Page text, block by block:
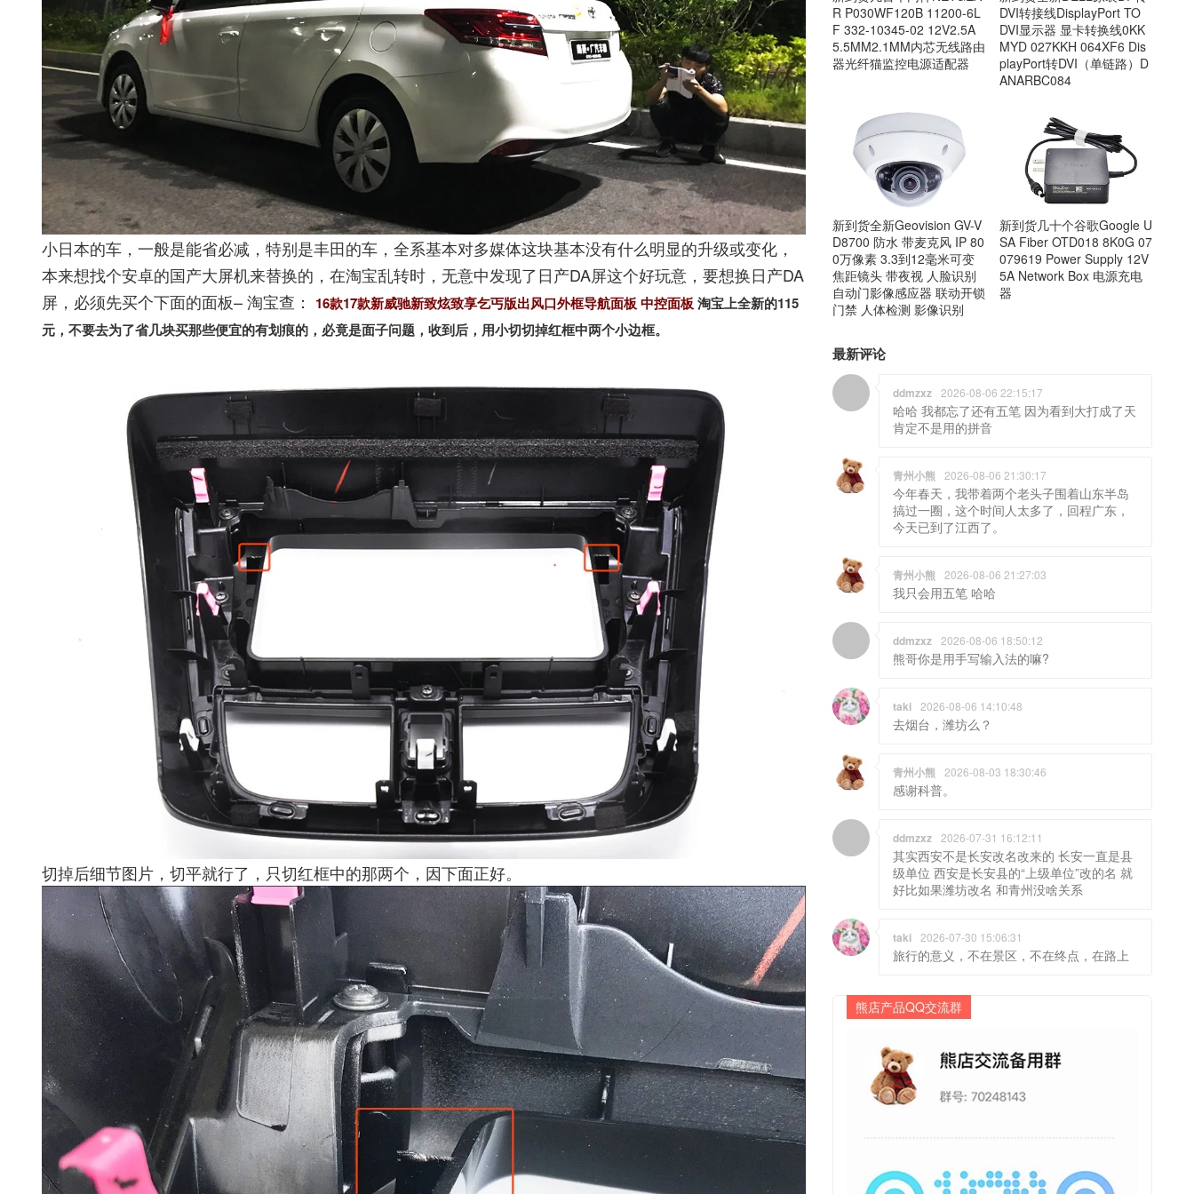
小日本的车，一般是能省必减，特别是丰田的车，全系基本对多媒体这块基本没有什么明显的升级或变化，
本来想找个安卓的国产大屏机来替换的，在淘宝乱转时，无意中发现了日产DA屏这个好玩意，要想换日产DA
屏，必须先买个下面的面板– 淘宝查：
16款17款新威驰新致炫致享乞丐版出风口外框导航面板 中控面板淘宝上全新的115
元，不要去为了省几块买那些便宜的有划痕的，必竟是面子问题，收到后，用小切切掉红框中两个小边框。
切掉后细节图片，切平就行了，只切红框中的那两个，因下面正好。
R P030WF120B 11200-6L
F 332-10345-02 12V2.5A
5.5MM2.1MM内芯无线路由
器光纤猫监控电源适配器
DVI转接线DisplayPort TO
DVI显示器 显卡转换线0KK
MYD 027KKH 064XF6 Dis
playPort转DVI（单链路）D
ANARBC084
新到货全新Geovision GV-V
D8700 防水 带麦克风 IP 80
0万像素 3.3到12毫米可变
焦距镜头 带夜视 人脸识别
自动门影像感应器 联动开锁
门禁 人体检测 影像识别
新到货几十个谷歌Google U
SA Fiber OTD018 8K0G 07
079619 Power Supply 12V
5A Network Box 电源充电
器
最新评论
ddmzxz 2026-08-06 22:15:17
哈哈 我都忘了还有五笔 因为看到大打成了天
肯定不是用的拼音
青州小熊 2026-08-06 21:30:17
今年春天，我带着两个老头子围着山东半岛
搞过一圈，这个时间人太多了，回程广东，
今天已到了江西了。
青州小熊 2026-08-06 21:27:03
我只会用五笔 哈哈
ddmzxz 2026-08-06 18:50:12
熊哥你是用手写输入法的嘛?
taki 2026-08-06 14:10:48
去烟台，潍坊么？
青州小熊 2026-08-03 18:30:46
感谢科普。
ddmzxz 2026-07-31 16:12:11
其实西安不是长安改名改来的 长安一直是县
级单位 西安是长安县的“上级单位”改的名 就
好比如果潍坊改名 和青州没啥关系
taki 2026-07-30 15:06:31
旅行的意义，不在景区，不在终点，在路上
熊店产品QQ交流群